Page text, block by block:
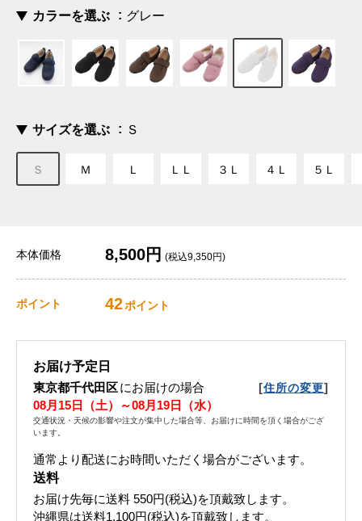
カラーを選ぶ グレー
サイズを選ぶ Ｓ
Ｓ Ｍ Ｌ ＬＬ ３Ｌ ４Ｌ ５Ｌ
本体価格 8,500円 (税込9,350円)
ポイント 42ポイント
お届け予定日
東京都千代田区にお届けの場合 [住所の変更]
08月15日（土）～08月19日（水）
交通状況・天候の影響や注文が集中した場合等、お届けに時間を頂く場合がござ
います。
通常より配送にお時間いただく場合がございます。
送料
お届け先毎に送料 550円(税込)を頂戴致します。
沖縄県は送料1,100円(税込)を頂戴致します。